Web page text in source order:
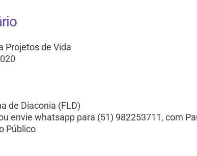
Projetos de Vida
de Diaconia (FLD)
envie whatsapp para (51) 982253711, com
Público